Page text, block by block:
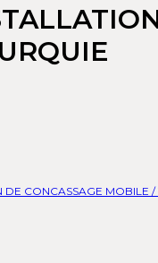
CONCASSAGE MOBILE